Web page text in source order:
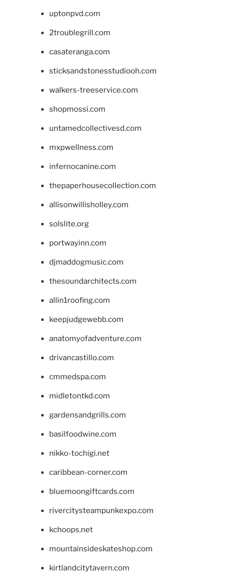
uptonpvd.com
2troublegrill.com
casateranga.com
sticksandstonesstudiooh.com
walkers-treeservice.com
shopmossi.com
untamedcollectivesd.com
mxpwellness.com
infernocanine.com
thepaperhousecollection.com
allisonwillisholley.com
solslite.org
portwayinn.com
djmaddogmusic.com
thesoundarchitects.com
allin1roofing.com
keepjudgewebb.com
anatomyofadventure.com
drivancastillo.com
cmmedspa.com
midletontkd.com
gardensandgrills.com
basilfoodwine.com
nikko-tochigi.net
caribbean-corner.com
bluemoongiftcards.com
rivercitysteampunkexpo.com
kchoops.net
mountainsideskateshop.com
kirtlandcitytavern.com